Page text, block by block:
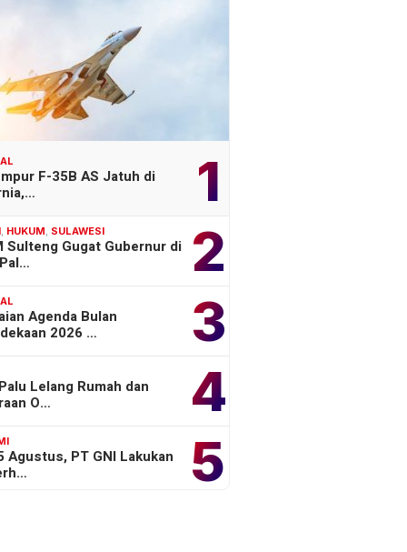
1
F-35B AS Jatuh di
2
HUKUM SULAWESI
Sulteng Gugat Gubernur di
3
Agenda Bulan
2026 …
4
Lelang Rumah dan
O…
5
Agustus, PT GNI Lakukan